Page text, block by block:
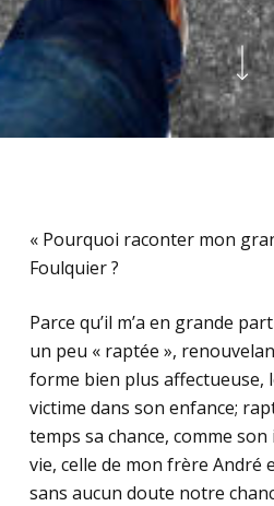
« Pourquoi raconter mon
Foulquier ?
Parce qu’il m’a en grande
un peu « raptée »,
forme bien plus affectueuse,
victime dans son enfance;
temps sa chance, comme
vie, celle de mon frère André
sans aucun doute notre